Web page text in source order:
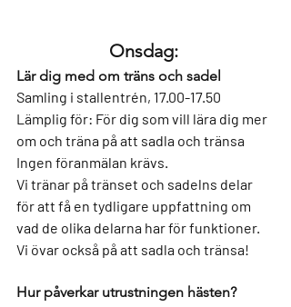
Onsdag:
Lär dig med om träns och sadel
Samling i stallentrén, 17.00-17.50
Lämplig för: För dig som vill lära dig mer
om och träna på att sadla och tränsa
Ingen föranmälan krävs.
Vi tränar på tränset och sadelns delar
för att få en tydligare uppfattning om
vad de olika delarna har för funktioner.
Vi övar också på att sadla och tränsa!
Hur påverkar utrustningen hästen?